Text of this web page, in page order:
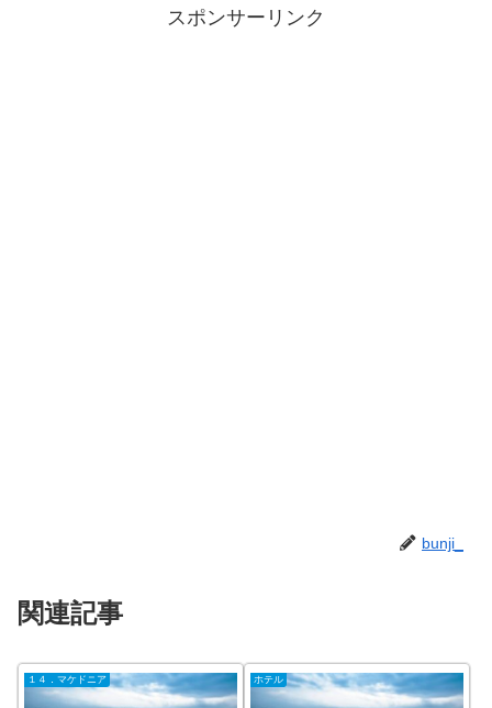
スポンサーリンク
bunji_
関連記事
１４．マケドニア ホテル